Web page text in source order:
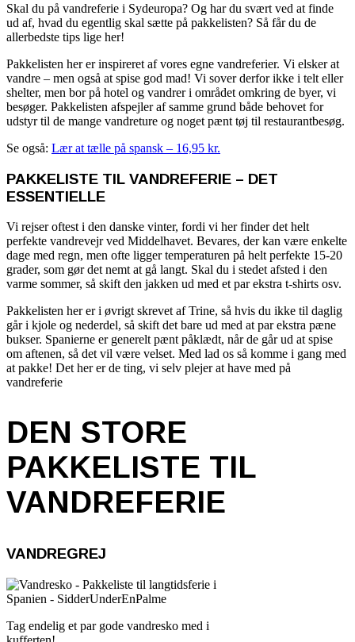
Skal du på vandreferie i Sydeuropa? Og har du svært ved at finde
ud af, hvad du egentlig skal sætte på pakkelisten? Så får du de
allerbedste tips lige her!
Pakkelisten her er inspireret af vores egne vandreferier. Vi elsker at
vandre – men også at spise god mad! Vi sover derfor ikke i telt eller
shelter, men bor på hotel og vandrer i området omkring de byer, vi
besøger. Pakkelisten afspejler af samme grund både behovet for
udstyr til de mange vandreture og noget pænt tøj til restaurantbesøg.
Se også: Lær at tælle på spansk – 16,95 kr.
PAKKELISTE TIL VANDREFERIE – DET
ESSENTIELLE
Vi rejser oftest i den danske vinter, fordi vi her finder det helt
perfekte vandrevejr ved Middelhavet. Bevares, der kan være enkelte
dage med regn, men ofte ligger temperaturen på helt perfekte 15-20
grader, som gør det nemt at gå langt. Skal du i stedet afsted i den
varme sommer, så skift den jakken ud med et par ekstra t-shirts osv.
Pakkelisten her er i øvrigt skrevet af Trine, så hvis du ikke til daglig
går i kjole og nederdel, så skift det bare ud med at par ekstra pæne
bukser. Spanierne er generelt pænt påklædt, når de går ud at spise
om aftenen, så det vil være velset. Med lad os så komme i gang med
at pakke! Det her er de ting, vi selv plejer at have med på
vandreferie
DEN STORE
PAKKELISTE TIL
VANDREFERIE
VANDREGREJ
Tag endelig et par gode vandresko med i